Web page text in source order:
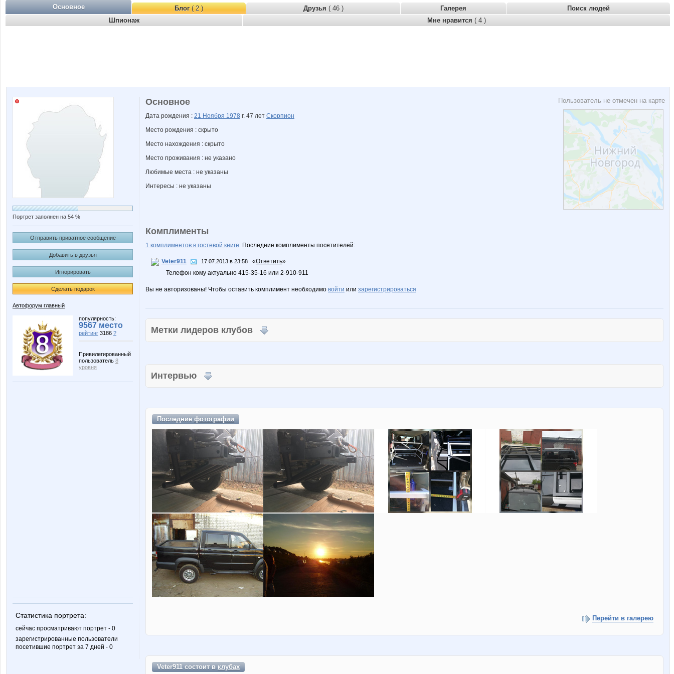
Основное Блог( 2 ) Друзья ( 46 ) Галерея
Поиск людей
Шпионаж
Мне нравится ( 4 )
Портрет заполнен на 54 %
Отправить приватное сообщение
Добавить в друзья
Игнорировать
Сделать подарок
Автофорум главный
популярность:
9567 место
рейтинг 3186 ?
Привилегированный
пользователь 8
уровня
Статистика портрета:
сейчас просматривают портрет - 0
зарегистрированные пользователи
посетившие портрет за 7 дней - 0
Пользователь не отмечен на карте
Основное
Дата рождения : 21 Ноября 1978 г. 47 лет Скорпион
Место рождения : скрыто
Место нахождения : скрыто
Место проживания : не указано
Любимые места : не указаны
Интересы : не указаны
Комплименты
1 комплиментов в гостевой книге. Последние комплименты посетителей:
Veter911 17.07.2013 в 23:58 «Ответить»
Телефон кому актуально 415-35-16 или 2-910-911
Вы не авторизованы! Чтобы оставить комплимент необходимо войти или зарегистрироваться
Метки лидеров клубов
Интервью
Последниефотографии
Перейти в галерею
Veter911 состоит вклубах